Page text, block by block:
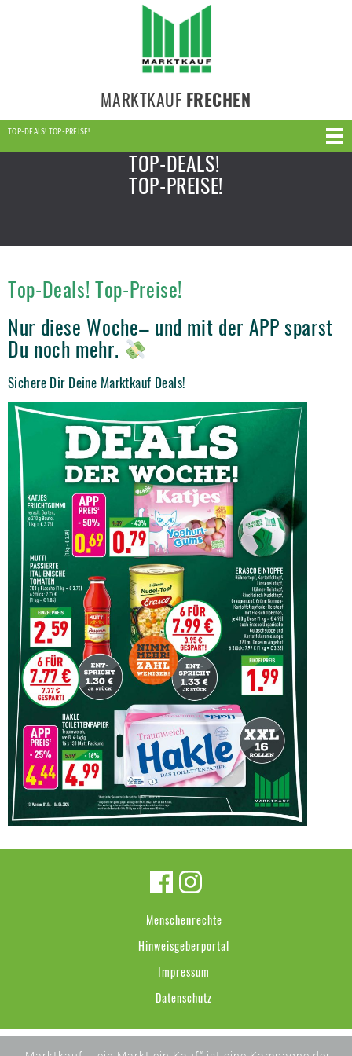
MARKTKAUF FRECHEN
TOP-DEALS! TOP-PREISE!
TOP-DEALS!
TOP-PREISE!
Top-Deals! Top-Preise!
Nur diese Woche– und mit der APP sparst
Du noch mehr.
Sichere Dir Deine Marktkauf Deals!
Menschenrechte
Hinweisgeberportal
Impressum
Datenschutz